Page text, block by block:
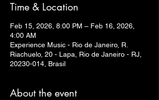
Time & Location
Feb 15, 2026, 8:00 PM – Feb 16, 2026,
4:00 AM
Experience Music - Rio de Janeiro, R.
Riachuelo, 20 - Lapa, Rio de Janeiro - RJ,
20230-014, Brasil
About the event